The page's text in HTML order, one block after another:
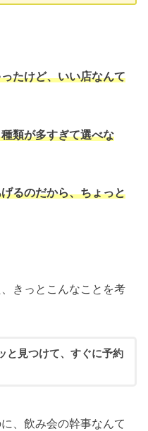
たけど、いい店なんて
類が多すぎて選べな
るのだから、ちょっと
きっとこんなことを考
と見つけて、すぐに予約
、飲み会の幹事なんて